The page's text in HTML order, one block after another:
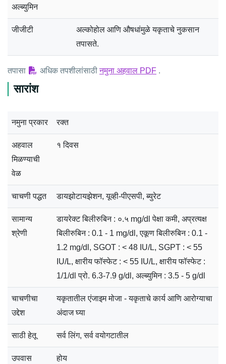
अल्ब्युमिन
जीजीटी
अल्कोहोल आणि औषधांमुळे यकृताचे नुकसान
तपासते.
तपासा अधिक तपशीलांसाठीनमुना अहवाल PDF .
सारांश
नमुना प्रकार रक्त
अहवाल
मिळण्याची
वेळ
१ दिवस
चाचणी पद्धत डायझोटायझेशन, यूव्ही-पीएसपी, ब्युरेट
सामान्य
श्रेणी
डायरेक्ट बिलीरुबिन : ०.५ mg/dl पेक्षा कमी, अप्रत्यक्ष
बिलीरुबिन : 0.1 - 1 mg/dl, एकूण बिलीरुबिन : 0.1 -
1.2 mg/dl, SGOT : < 48 IU/L, SGPT : < 55
IU/L, क्षारीय फॉस्फेट : < 55 IU/L, क्षारीय फॉस्फेट :
1/1/dl प्रो. 6.3-7.9 g/dl, अल्ब्युमिन : 3.5 - 5 g/dl
चाचणीचा
उद्देश
यकृतातील एंजाइम मोजा - यकृताचे कार्य आणि आरोग्याचा
अंदाज घ्या
साठी हेतू सर्व लिंग, सर्व वयोगटातील
उपवास
होय